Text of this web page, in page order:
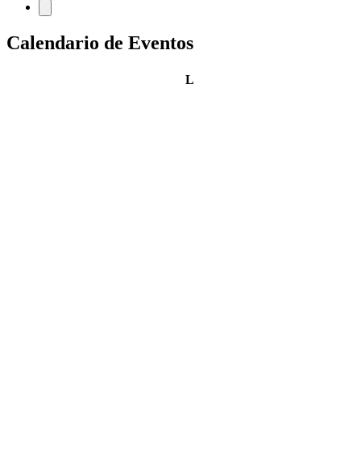
Calendario de Eventos
Llunes